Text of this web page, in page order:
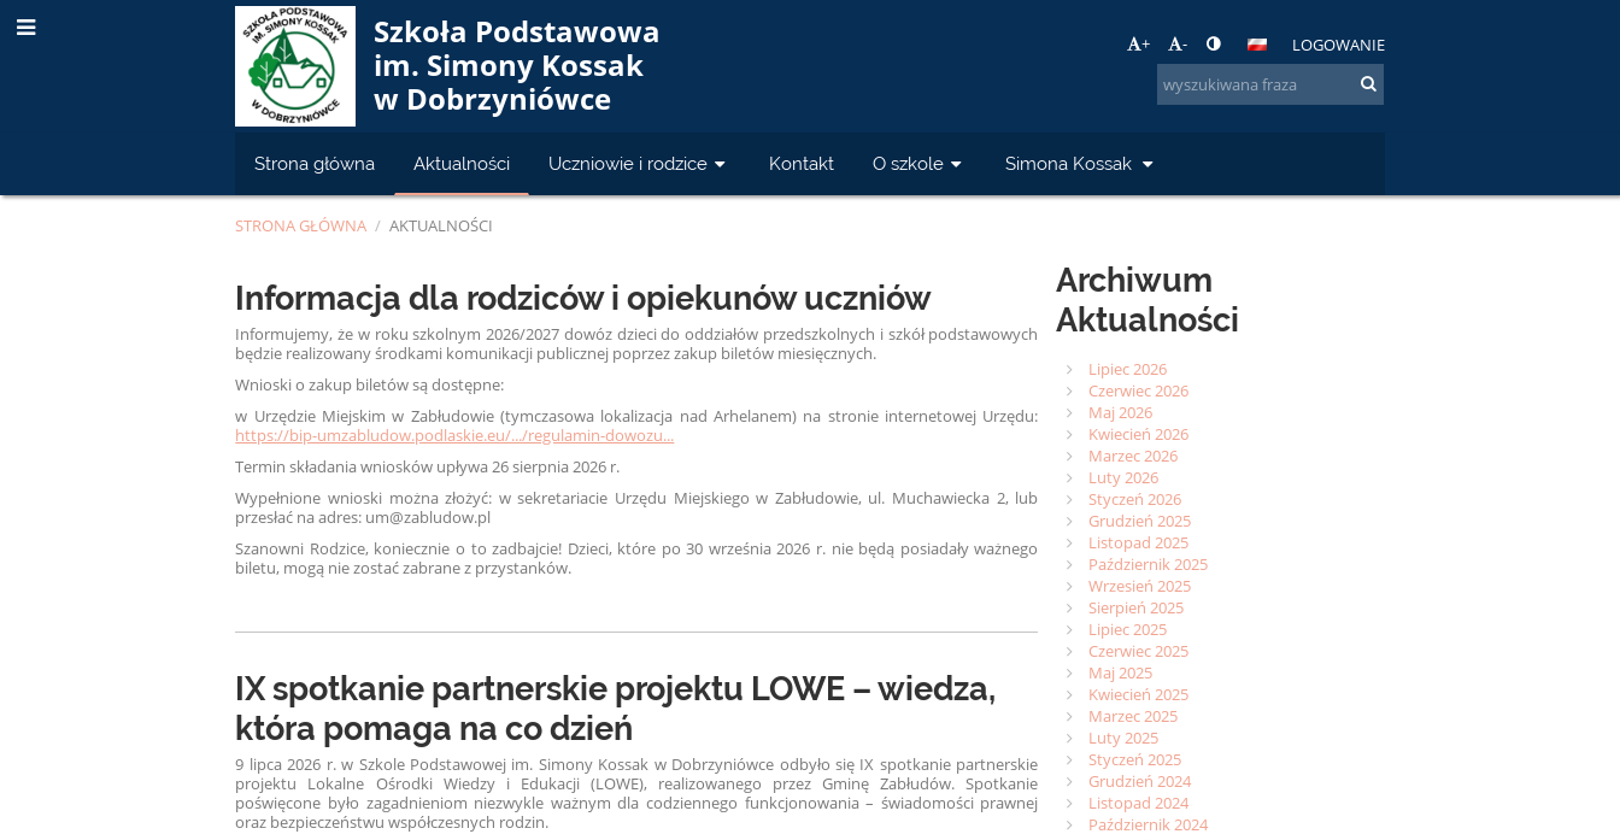
Szkoła Podstawowa
im. Simony Kossak
w Dobrzyniówce
+ - LOGOWANIE
Strona główna Aktualności Uczniowie i rodzice Kontakt O szkole Simona Kossak
STRONA GŁÓWNA / AKTUALNOŚCI
Aktualności
Informacja dla rodziców i opiekunów uczniów
Informujemy, że w roku szkolnym 2026/2027 dowóz dzieci do oddziałów przedszkolnych i szkół podstawowych
będzie realizowany środkami komunikacji publicznej poprzez zakup biletów miesięcznych.
Wnioski o zakup biletów są dostępne:
w Urzędzie Miejskim w Zabłudowie (tymczasowa lokalizacja nad Arhelanem) na stronie internetowej Urzędu:
https://bip-umzabludow.podlaskie.eu/.../regulamin-dowozu...
Termin składania wniosków upływa 26 sierpnia 2026 r.
Wypełnione wnioski można złożyć: w sekretariacie Urzędu Miejskiego w Zabłudowie, ul. Muchawiecka 2, lub
przesłać na adres: um@zabludow.pl
Szanowni Rodzice, koniecznie o to zadbajcie! Dzieci, które po 30 września 2026 r. nie będą posiadały ważnego
biletu, mogą nie zostać zabrane z przystanków.
IX spotkanie partnerskie projektu LOWE – wiedza,
która pomaga na co dzień
9 lipca 2026 r. w Szkole Podstawowej im. Simony Kossak w Dobrzyniówce odbyło się IX spotkanie partnerskie
projektu Lokalne Ośrodki Wiedzy i Edukacji (LOWE), realizowanego przez Gminę Zabłudów. Spotkanie
poświęcone było zagadnieniom niezwykle ważnym dla codziennego funkcjonowania – świadomości prawnej
oraz bezpieczeństwu współczesnych rodzin.
Archiwum
Aktualności
Lipiec 2026
Czerwiec 2026
Maj 2026
Kwiecień 2026
Marzec 2026
Luty 2026
Styczeń 2026
Grudzień 2025
Listopad 2025
Październik 2025
Wrzesień 2025
Sierpień 2025
Lipiec 2025
Czerwiec 2025
Maj 2025
Kwiecień 2025
Marzec 2025
Luty 2025
Styczeń 2025
Grudzień 2024
Listopad 2024
Październik 2024